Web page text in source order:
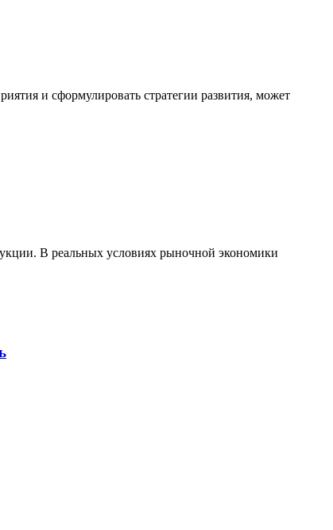
и сформулировать стратегии развития, может
В реальных условиях рыночной экономики